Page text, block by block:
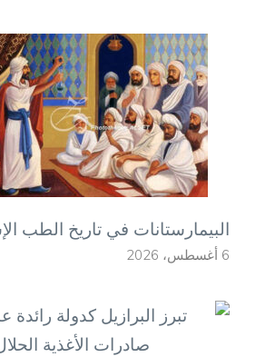
البيمارستانات في تاريخ الطب
6 أغسطس، 2026